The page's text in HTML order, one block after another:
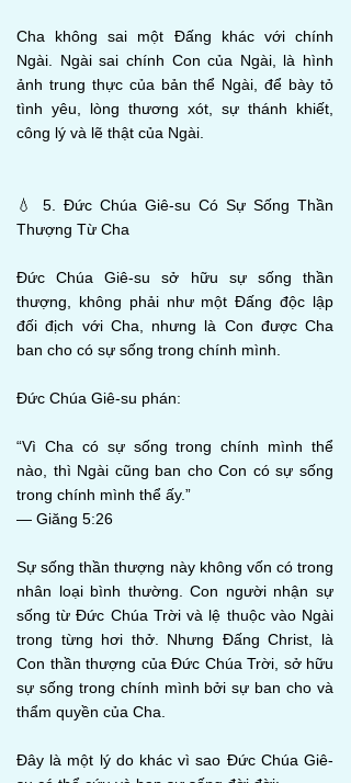
Cha không sai một Đấng khác với chính
Ngài. Ngài sai chính Con của Ngài, là hình
ảnh trung thực của bản thể Ngài, để bày tỏ
tình yêu, lòng thương xót, sự thánh khiết,
công lý và lẽ thật của Ngài.
💧 5. Đức Chúa Giê-su Có Sự Sống Thần
Thượng Từ Cha
Đức Chúa Giê-su sở hữu sự sống thần
thượng, không phải như một Đấng độc lập
đối địch với Cha, nhưng là Con được Cha
ban cho có sự sống trong chính mình.
Đức Chúa Giê-su phán:
“Vì Cha có sự sống trong chính mình thể
nào, thì Ngài cũng ban cho Con có sự sống
trong chính mình thể ấy.”
— Giăng 5:26
Sự sống thần thượng này không vốn có trong
nhân loại bình thường. Con người nhận sự
sống từ Đức Chúa Trời và lệ thuộc vào Ngài
trong từng hơi thở. Nhưng Đấng Christ, là
Con thần thượng của Đức Chúa Trời, sở hữu
sự sống trong chính mình bởi sự ban cho và
thẩm quyền của Cha.
Đây là một lý do khác vì sao Đức Chúa Giê-